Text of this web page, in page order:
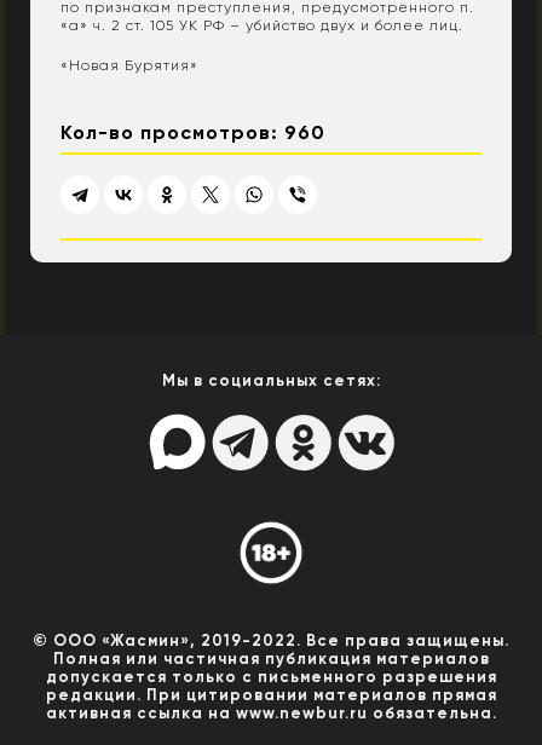
по признакам преступления, предусмотренного п.
«а» ч. 2 ст. 105 УК РФ – убийство двух и более лиц.
«Новая Бурятия»
Кол-во просмотров: 960
Мы в социальных сетях:
© ООО «Жасмин», 2019-2022. Все права защищены.
Полная или частичная публикация материалов
допускается только с письменного разрешения
редакции. При цитировании материалов прямая
активная ссылка на www.newbur.ru обязательна.